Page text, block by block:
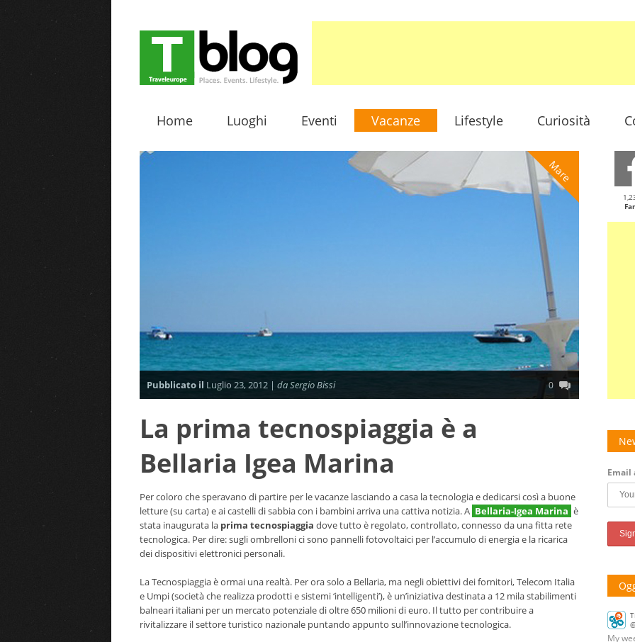
Home Luoghi Eventi Vacanze Lifestyle Curiosità
Mare
Pubblicato il Luglio 23, 2012 | da Sergio Bissi 0
La prima tecnospiaggia è a
Bellaria Igea Marina
Per coloro che speravano di partire per le vacanze lasciando a casa la tecnologia e dedicarsi così a buone
letture (su carta) e ai castelli di sabbia con i bambini arriva una cattiva notizia. A Bellaria-Igea Marina è
stata inaugurata la prima tecnospiaggia dove tutto è regolato, controllato, connesso da una fitta rete
tecnologica. Per dire: sugli ombrelloni ci sono pannelli fotovoltaici per l’accumulo di energia e la ricarica
dei dispositivi elettronici personali.
La Tecnospiaggia è ormai una realtà. Per ora solo a Bellaria, ma negli obiettivi dei fornitori, Telecom Italia
e Umpi (società che realizza prodotti e sistemi ‘intelligenti’), è un’iniziativa destinata a 12 mila stabilimenti
balneari italiani per un mercato potenziale di oltre 650 milioni di euro. Il tutto per contribuire a
rivitalizzare il settore turistico nazionale puntando appunto sull’innovazione tecnologica.
Email
My